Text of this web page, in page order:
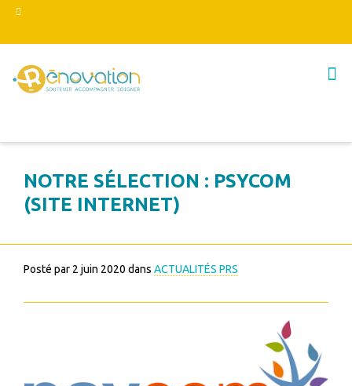
NOTRE SÉLECTION : PSYCOM
(SITE INTERNET)
Posté par 2 juin 2020 dans ACTUALITÉS PRS